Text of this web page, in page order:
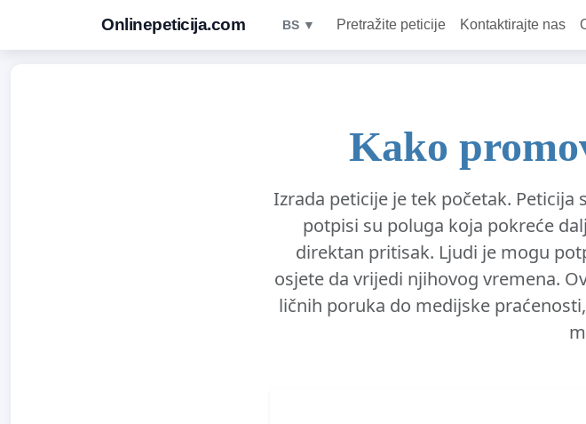
Onlinepeticija.com BS ▼ Pretražite peticije Kontaktirajte nas
Kako
Izrada peticije je tek početak.
potpisi su poluga koja pokreće
direktan pritisak. Ljudi je mogu
osjete da vrijedi njihovog vremena.
ličnih poruka do medijske